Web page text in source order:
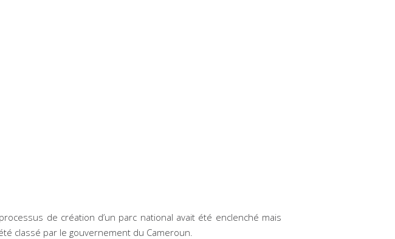
de création d’un parc national avait été enclenché mais
classé par le gouvernement du Cameroun.